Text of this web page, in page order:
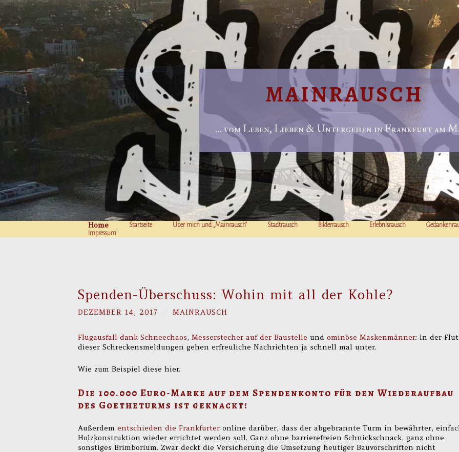
MAINRAUSCH
… vom Leben, Lieben & Untergehen in Frankfurt am
Home Startseite Über mich und „Mainrausch“ Stadtrausch Bilderrausch Erlebnisrausch
Impressum
Spenden-Überschuss: Wohin mit all der Kohle?
DEZEMBER 14, 2017 MAINRAUSCH
Flugausfall dank Schneechaos, Messerstecher auf der Baustelle und ominöse Maskenmänner: In der
dieser Schreckensmeldungen gehen erfreuliche Nachrichten ja schnell mal unter.
Wie zum Beispiel diese hier:
Die 100.000 Euro-Marke auf dem Spendenkonto für den Wiederaufbau
des Goetheturms ist geknackt!
Außerdem entschieden die Frankfurter online darüber, dass der abgebrannte Turm in bewährter,
Holzkonstruktion wieder errichtet werden soll. Ganz ohne barrierefreien Schnickschnack, ganz ohne
sonstiges Brimborium. Zwar deckt die Versicherung die Umsetzung heutiger Bauvorschriften nicht